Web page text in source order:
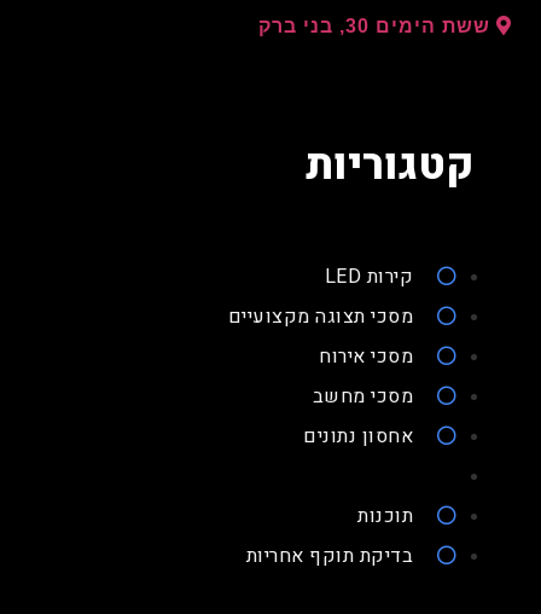
ששת הימים 30, בני ברק
קטגוריות
קירות LED
מסכי תצוגה מקצועיים
מסכי אירוח
מסכי מחשב
אחסון נתונים
תוכנות
בדיקת תוקף אחריות